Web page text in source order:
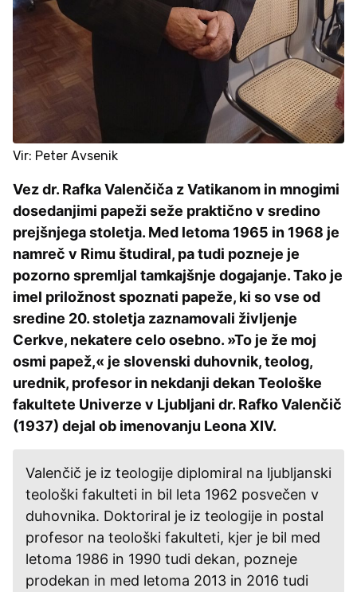
Vir: Peter Avsenik
Vez dr. Rafka Valenčiča z Vatikanom in mnogimi
dosedanjimi papeži seže praktično v sredino
prejšnjega stoletja. Med letoma 1965 in 1968 je
namreč v Rimu študiral, pa tudi pozneje je
pozorno spremljal tamkajšnje dogajanje. Tako je
imel priložnost spoznati papeže, ki so vse od
sredine 20. stoletja zaznamovali življenje
Cerkve, nekatere celo osebno. »To je že moj
osmi papež,« je slovenski duhovnik, teolog,
urednik, profesor in nekdanji dekan Teološke
fakultete Univerze v Ljubljani dr. Rafko Valenčič
(1937) dejal ob imenovanju Leona XIV.
Valenčič je iz teologije diplomiral na ljubljanski
teološki fakulteti in bil leta 1962 posvečen v
duhovnika. Doktoriral je iz teologije in postal
profesor na teološki fakulteti, kjer je bil med
letoma 1986 in 1990 tudi dekan, pozneje
prodekan in med letoma 2013 in 2016 tudi